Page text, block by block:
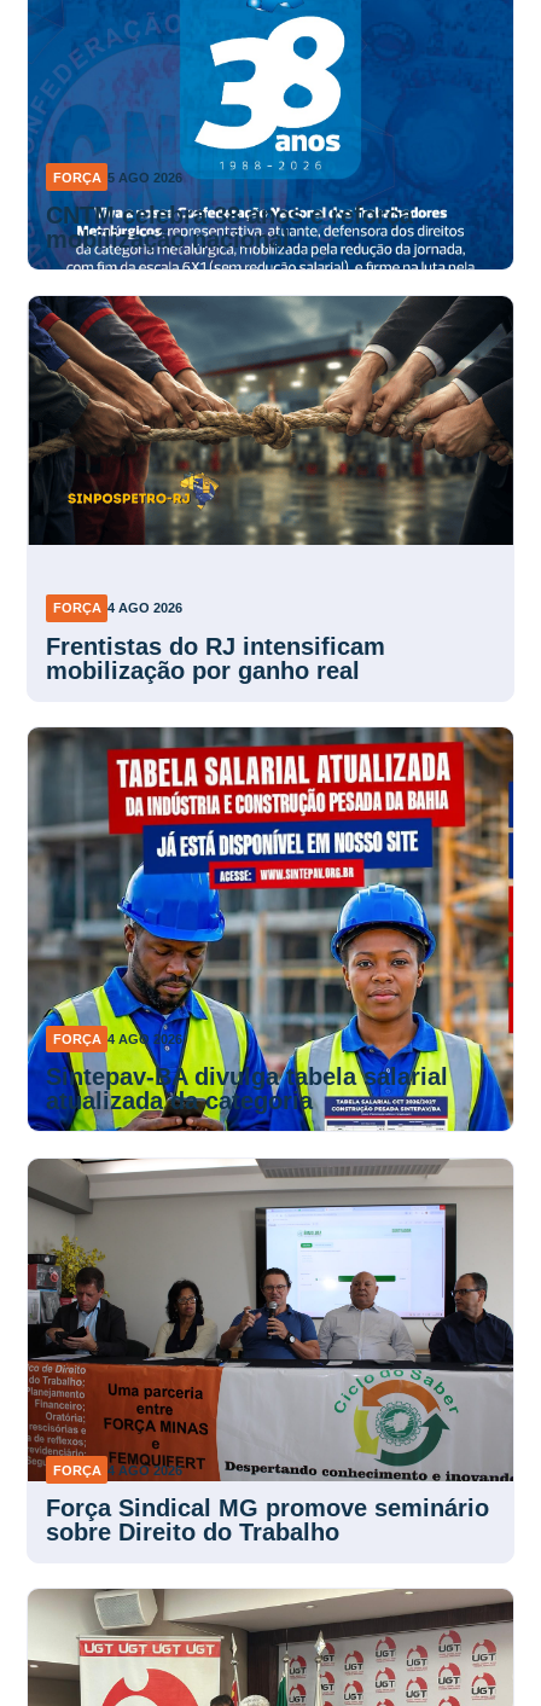
FORÇA 5 AGO 2026
CNTM celebra 38 anos e reforça
mobilização nacional
FORÇA 4 AGO 2026
Frentistas do RJ intensificam
mobilização por ganho real
FORÇA 4 AGO 2026
Sintepav-BA divulga tabela salarial
atualizada da categoria
FORÇA 4 AGO 2026
Força Sindical MG promove seminário
sobre Direito do Trabalho